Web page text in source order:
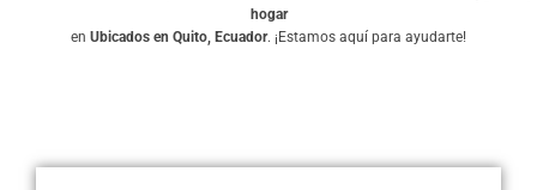
hogar
en Ubicados en Quito, Ecuador. ¡Estamos aquí para ayudarte!